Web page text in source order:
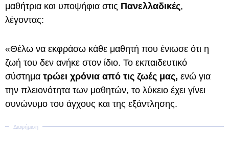
μαθήτρια και υποψήφια στις Πανελλαδικές,
λέγοντας:
«Θέλω να εκφράσω κάθε μαθητή που ένιωσε ότι η
ζωή του δεν ανήκε στον ίδιο. Το εκπαιδευτικό
σύστημα τρώει χρόνια από τις ζωές μας, ενώ για
την πλειονότητα των μαθητών, το λύκειο έχει γίνει
συνώνυμο του άγχους και της εξάντλησης.